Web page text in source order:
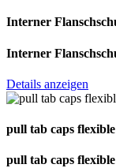
Interner
Interner
Details anzeigen
pull tab caps flexible
pull tab caps flexible